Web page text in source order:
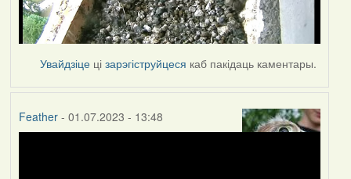
Увайдзіце цізарэгіструйцеся каб пакідаць каментары.
Feather- 01.07.2023 - 13:48